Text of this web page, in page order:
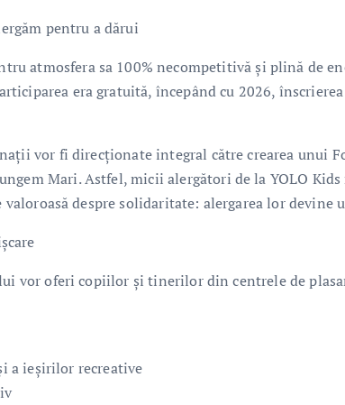
pentru a dărui
atmosfera sa 100% necompetitivă și plină de
era gratuită, începând cu 2026,
vor fi direcționate integral către crearea unui
Mari. Astfel, micii alergători de la YOLO
despre solidaritate: alergarea lor devine
vor oferi copiilor și tinerilor din centrele de
a ieșirilor recreative